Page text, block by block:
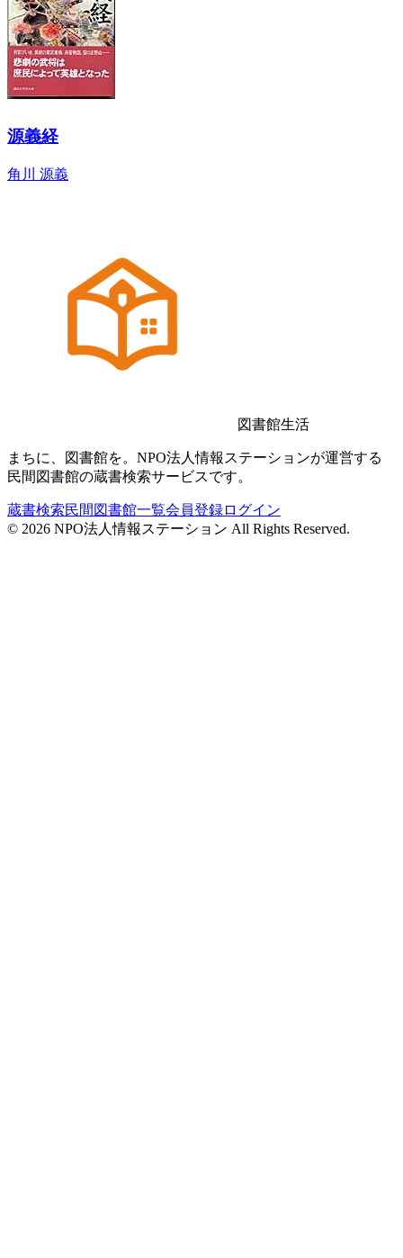
源義経
角川 源義
図書館生活
まちに、図書館を。NPO法人情報ステーションが運営する
民間図書館の蔵書検索サービスです。
蔵書検索民間図書館一覧会員登録ログイン
© 2026 NPO法人情報ステーション All Rights Reserved.